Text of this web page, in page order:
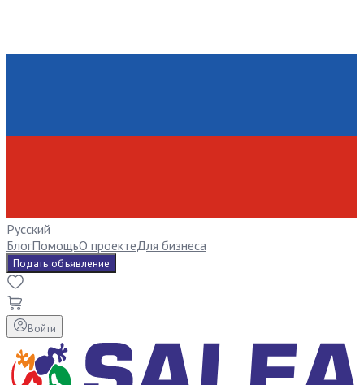
Русский
БлогПомощьО проектеДля бизнеса
Подать объявление
Войти